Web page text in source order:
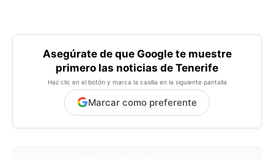
Asegúrate de que Google te muestre
primero las noticias de Tenerife
Haz clic en el botón y marca la casilla en la siguiente pantalla
Marcar como preferente